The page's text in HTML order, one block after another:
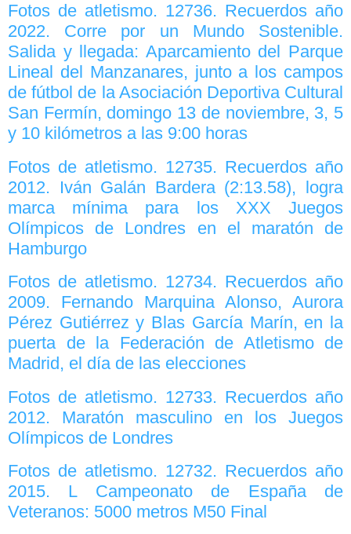
Fotos de atletismo. 12736. Recuerdos año
2022. Corre por un Mundo Sostenible.
Salida y llegada: Aparcamiento del Parque
Lineal del Manzanares, junto a los campos
de fútbol de la Asociación Deportiva Cultural
San Fermín, domingo 13 de noviembre, 3, 5
y 10 kilómetros a las 9:00 horas
Fotos de atletismo. 12735. Recuerdos año
2012. Iván Galán Bardera (2:13.58), logra
marca mínima para los XXX Juegos
Olímpicos de Londres en el maratón de
Hamburgo
Fotos de atletismo. 12734. Recuerdos año
2009. Fernando Marquina Alonso, Aurora
Pérez Gutiérrez y Blas García Marín, en la
puerta de la Federación de Atletismo de
Madrid, el día de las elecciones
Fotos de atletismo. 12733. Recuerdos año
2012. Maratón masculino en los Juegos
Olímpicos de Londres
Fotos de atletismo. 12732. Recuerdos año
2015. L Campeonato de España de
Veteranos: 5000 metros M50 Final